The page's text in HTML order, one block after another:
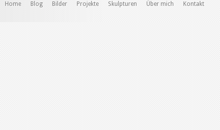
Home Blog Bilder Projekte Skulpturen Über mich Kontakt